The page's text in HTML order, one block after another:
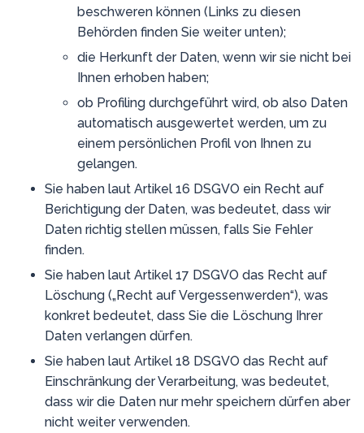
beschweren können (Links zu diesen
Behörden finden Sie weiter unten);
die Herkunft der Daten, wenn wir sie nicht bei
Ihnen erhoben haben;
ob Profiling durchgeführt wird, ob also Daten
automatisch ausgewertet werden, um zu
einem persönlichen Profil von Ihnen zu
gelangen.
Sie haben laut Artikel 16 DSGVO ein Recht auf
Berichtigung der Daten, was bedeutet, dass wir
Daten richtig stellen müssen, falls Sie Fehler
finden.
Sie haben laut Artikel 17 DSGVO das Recht auf
Löschung („Recht auf Vergessenwerden“), was
konkret bedeutet, dass Sie die Löschung Ihrer
Daten verlangen dürfen.
Sie haben laut Artikel 18 DSGVO das Recht auf
Einschränkung der Verarbeitung, was bedeutet,
dass wir die Daten nur mehr speichern dürfen aber
nicht weiter verwenden.